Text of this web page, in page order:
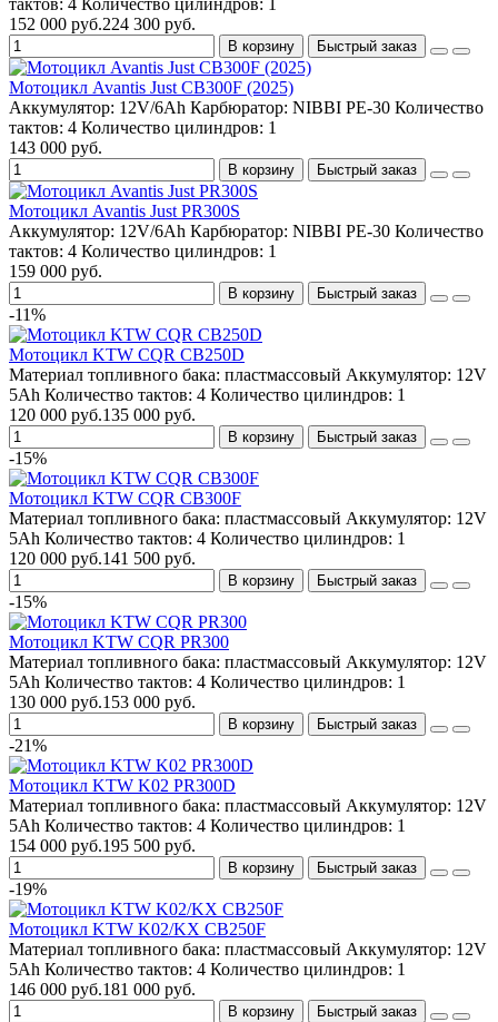
тактов: 4 Количество цилиндров:
152 000 руб.224 300 руб.
В корзину Быстрый заказ
Мотоцикл Avantis Just CB300F (2025)
Аккумулятор: 12V/6Аh Карбюратор: NIBBI PE-30 Количество
тактов: 4 Количество цилиндров: 1
143 000 руб.
В корзину Быстрый заказ
Мотоцикл Avantis Just PR300S
Аккумулятор: 12V/6Аh Карбюратор: NIBBI PE-30 Количество
тактов: 4 Количество цилиндров: 1
159 000 руб.
В корзину Быстрый заказ
-11%
Мотоцикл KTW CQR CB250D
Материал топливного бака: пластмассовый Аккумулятор: 12V
5Ah Количество тактов: 4 Количество цилиндров: 1
120 000 руб.135 000 руб.
В корзину Быстрый заказ
-15%
Мотоцикл KTW CQR CB300F
Материал топливного бака: пластмассовый Аккумулятор: 12V
5Ah Количество тактов: 4 Количество цилиндров: 1
120 000 руб.141 500 руб.
В корзину Быстрый заказ
-15%
Мотоцикл KTW CQR PR300
Материал топливного бака: пластмассовый Аккумулятор: 12V
5Ah Количество тактов: 4 Количество цилиндров: 1
130 000 руб.153 000 руб.
В корзину Быстрый заказ
-21%
Мотоцикл KTW K02 PR300D
Материал топливного бака: пластмассовый Аккумулятор: 12V
5Ah Количество тактов: 4 Количество цилиндров: 1
154 000 руб.195 500 руб.
В корзину Быстрый заказ
-19%
Мотоцикл KTW K02/KX CB250F
Материал топливного бака: пластмассовый Аккумулятор: 12V
5Ah Количество тактов: 4 Количество цилиндров: 1
146 000 руб.181 000 руб.
В корзину Быстрый заказ